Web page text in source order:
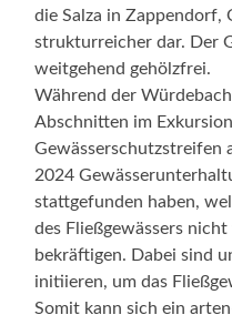
die Salza in
strukturreicher dar. Der
weitgehend gehölzfrei.
Während der
Abschnitten im
Gewässerschutzstreifen
2024
stattgefunden haben,
des Fließgewässers
bekräftigen. Dabei sind
initiieren, um das
Somit kann sich ein